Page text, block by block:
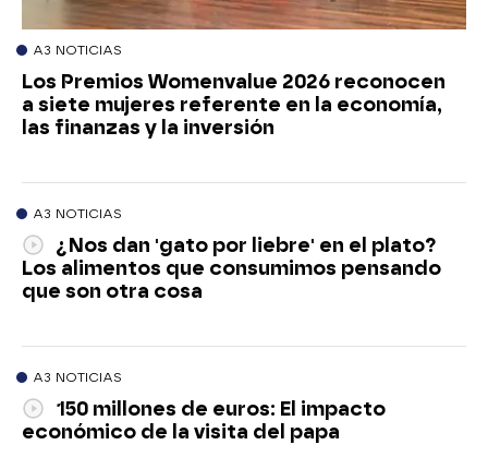
A3 NOTICIAS
Los Premios Womenvalue 2026 reconocen
a siete mujeres referente en la economía,
las finanzas y la inversión
A3 NOTICIAS
¿Nos dan 'gato por liebre' en el plato?
Los alimentos que consumimos pensando
que son otra cosa
A3 NOTICIAS
150 millones de euros: El impacto
económico de la visita del papa